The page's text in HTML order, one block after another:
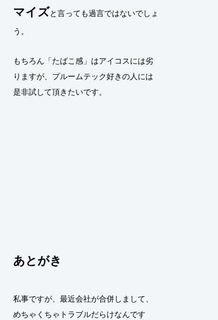
マイズと言っても過言ではないでしょ
う。
もちろん「たばこ感」はアイコスには劣
りますが、プルームテック好きの人には
是非試して頂きたいです。
あとがき
私事ですが、最近会社が合併しまして、
めちゃくちゃトラブルだらけなんです